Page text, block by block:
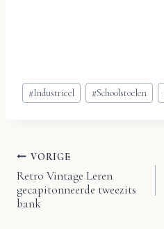
Bericht
tags:
#Industrieel #Schoolstoelen
Bericht
navigatie
VORIGE
Retro Vintage Leren
gecapitonneerde tweezits
bank